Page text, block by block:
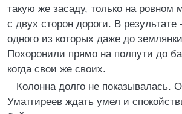
такую же засаду, только на ровном
с двух сторон дороги. В
одного из которых даже до
Похоронили прямо на полпути до
когда свои же своих.
Колонна долго не показывалась.
Уматгиреев ждать умел и